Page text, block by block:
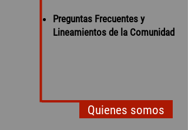
Preguntas Frecuentes y
Lineamientos de la Comunidad
Quienes somos